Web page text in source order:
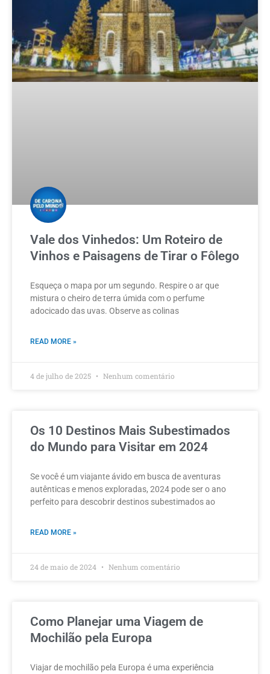
Vale dos Vinhedos: Um Roteiro de
Vinhos e Paisagens de Tirar o Fôlego
Esqueça o mapa por um segundo. Respire o ar que
mistura o cheiro de terra úmida com o perfume
adocicado das uvas. Observe as colinas
READ MORE »
4 de julho de 2025 Nenhum comentário
Os 10 Destinos Mais Subestimados
do Mundo para Visitar em 2024
Se você é um viajante ávido em busca de aventuras
autênticas e menos exploradas, 2024 pode ser o ano
perfeito para descobrir destinos subestimados ao
READ MORE »
24 de maio de 2024 Nenhum comentário
Como Planejar uma Viagem de
Mochilão pela Europa
Viajar de mochilão pela Europa é uma experiência